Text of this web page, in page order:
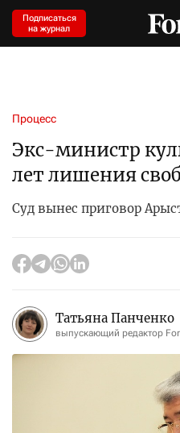
Подписаться
на журнал
Процесс
Экс-министр
лет лишения
Суд вынес приговор
Татьяна Панченко
выпускающий редактор